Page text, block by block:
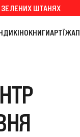
ШТАНЯХ
КІНОКНИГИАРТЇЖА